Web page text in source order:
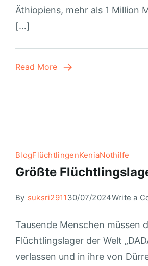
Äthiopiens, mehr als 1 Million
[…]
Read More
BlogFlüchtlingenKeniaNothilfe
Größte
By suksri2911 30/07/2024Write a
Tausende Menschen müssen
Flüchtlingslager der Welt
verlassen und in ihre von